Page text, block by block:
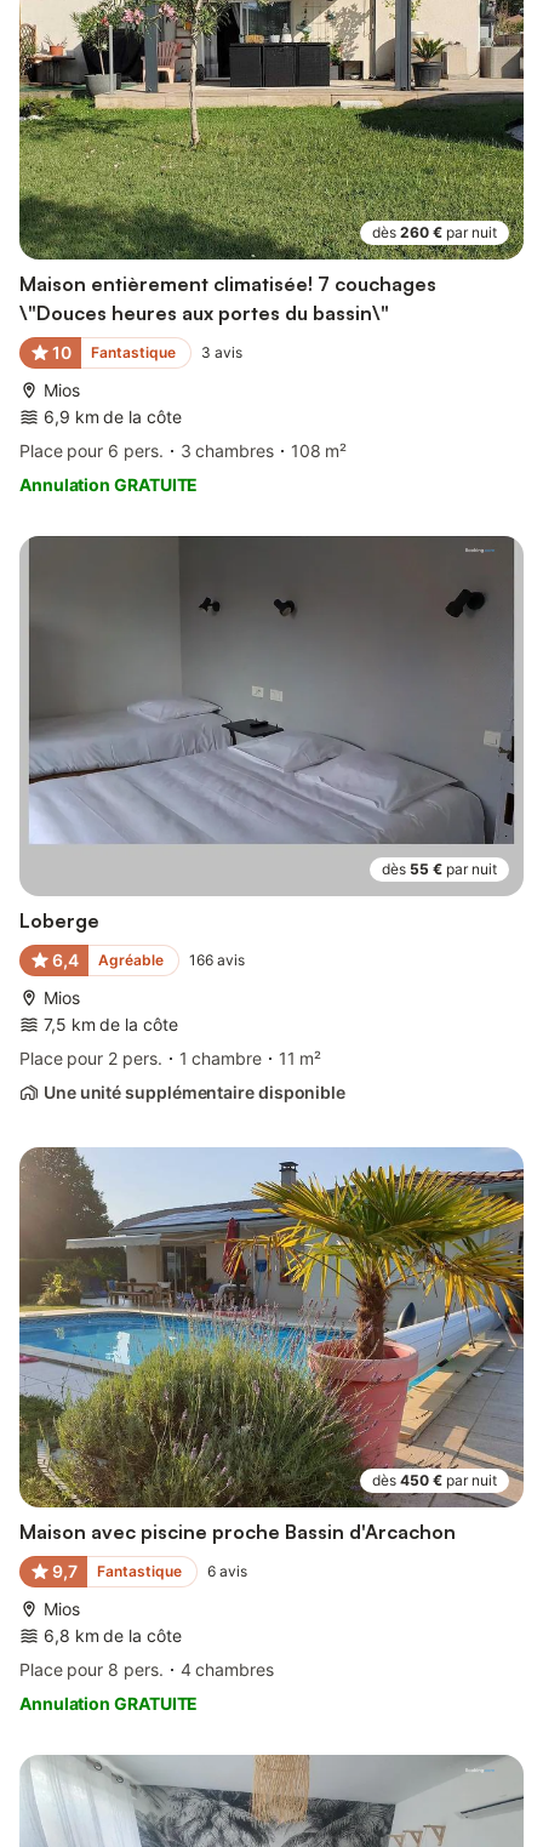
dès 260 € par nuit
Maison entièrement climatisée! 7 couchages
\"Douces heures aux portes du bassin\"
10 Fantastique 3 avis
Mios
6,9 km de la côte
Place pour 6 pers.
3 chambres
108 m²
Annulation GRATUITE
dès 55 € par nuit
Loberge
6,4 Agréable 166 avis
Mios
7,5 km de la côte
Place pour 2 pers.
1 chambre
11 m²
Une unité supplémentaire disponible
dès 450 € par nuit
Maison avec piscine proche Bassin d'Arcachon
9,7 Fantastique 6 avis
Mios
6,8 km de la côte
Place pour 8 pers.
4 chambres
Annulation GRATUITE